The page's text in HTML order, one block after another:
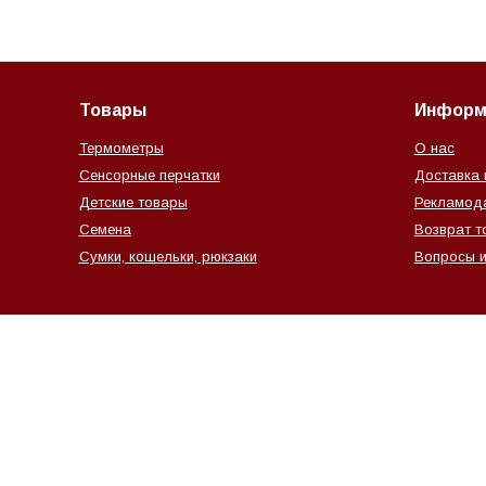
Товары
Термометры
Сенсорные перчатки
Детские товары
Семена
Сумки, кошельки, рюкзаки
О нас
Доставка
Возврат
Вопросы